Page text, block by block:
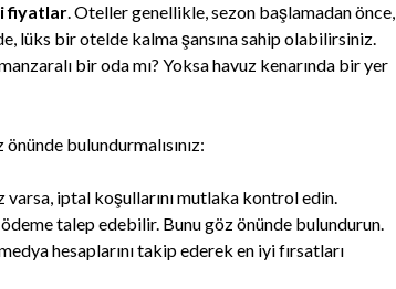
fiyatlar. Oteller genellikle, sezon başlamadan önce,
lüks bir otelde kalma şansına sahip olabilirsiniz.
bir oda mı? Yoksa havuz kenarında bir yer
bulundurmalısınız:
iptal koşullarını mutlaka kontrol edin.
talep edebilir. Bunu göz önünde bulundurun.
hesaplarını takip ederek en iyi fırsatları